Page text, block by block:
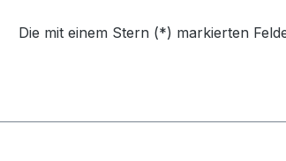
Die mit einem Stern (*) markierten